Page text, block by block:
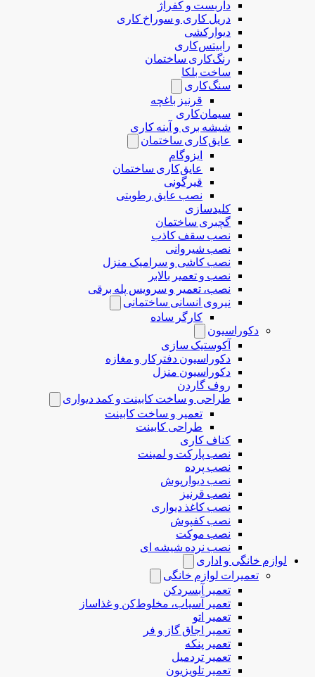
داربست و کفراژ
دریل کاری و سوراخ کاری
دیوارکشی
رابیتس‌کاری
رنگ‌کاری ساختمان
ساخت بلکا
سنگ‌کاری
قرنیز باغچه
سیمان‌کاری
شیشه بری و آینه کاری
عایق‌کاری ساختمان
ایزوگام
عایق‌کاری ساختمان
قیرگونی
نصب عایق رطوبتی
کلیدسازی
گچبری ساختمان
نصب سقف کاذب
نصب شیروانی
نصب کاشی و سرامیک منزل
نصب و تعمیر بالابر
نصب، تعمیر و سرویس پله برقی
نیروی انسانی ساختمانی
کارگر ساده
دکوراسیون
آکوستیک سازی
دکوراسیون دفترکار و مغازه
دکوراسیون منزل
روف گاردن
طراحی و ساخت کابینت و کمد دیواری
تعمیر و ساخت کابینت
طراحی کابینت
کناف کاری
نصب پارکت و لمینت
نصب پرده
نصب دیوارپوش
نصب قرنیز
نصب کاغذ دیواری
نصب کفپوش
نصب موکت
نصب نرده شیشه ای
لوازم خانگی و اداری
تعمیرات لوازم خانگی
تعمیر آبسردکن
تعمیر آسیاب، مخلوط‌کن و غذاساز
تعمیر اتو
تعمیر اجاق گاز و فر
تعمیر پنکه
تعمیر تردمیل
تعمیر تلویزیون